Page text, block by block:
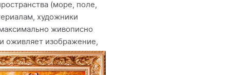
(море, поле,
художники
живописно
оживляет изображение,